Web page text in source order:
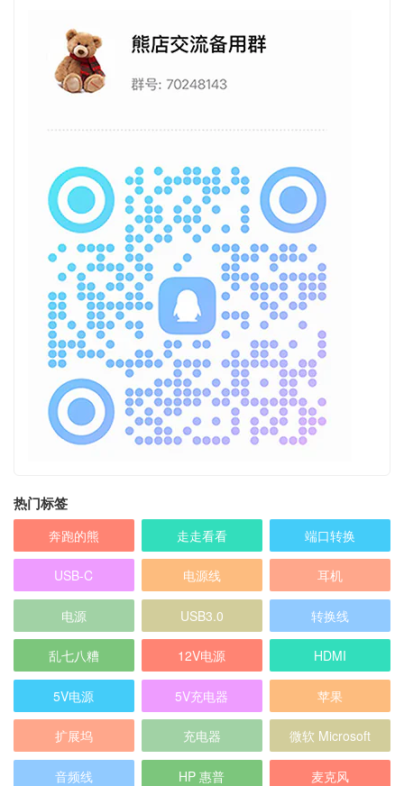
热门标签
奔跑的熊 走走看看 端口转换
USB-C 电源线 耳机
电源 USB3.0 转换线
乱七八糟 12V电源 HDMI
5V电源 5V充电器 苹果
扩展坞 充电器 微软 Microsoft
音频线 HP 惠普 麦克风